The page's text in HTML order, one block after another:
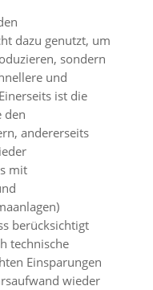
dazu genutzt, um
sondern
und
ist die
den
andererseits
mit
berücksichtigt
technische
Einsparungen
wieder